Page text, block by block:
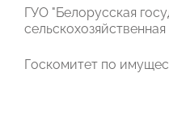
ГУО "Белорусская
Госкомитет по